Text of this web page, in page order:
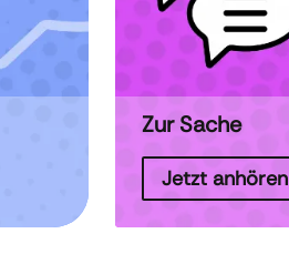
Zur Sache
Jetzt anhören